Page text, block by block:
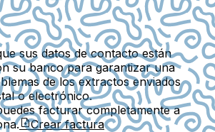
sus datos de contacto están
su banco para garantizar una
de los extractos enviados
o electrónico.
facturar completamente a
Crear factura